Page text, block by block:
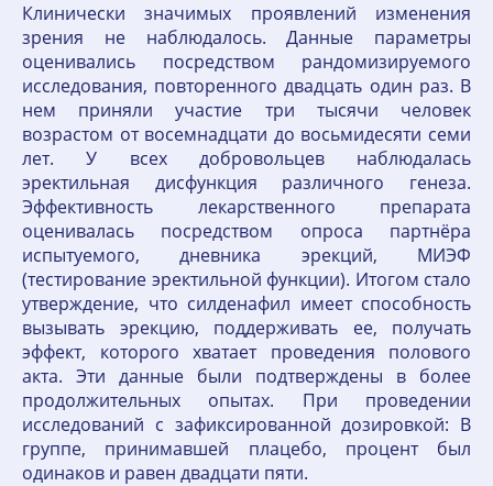
Клинически значимых проявлений изменения
зрения не наблюдалось. Данные параметры
оценивались посредством рандомизируемого
исследования, повторенного двадцать один раз. В
нем приняли участие три тысячи человек
возрастом от восемнадцати до восьмидесяти семи
лет. У всех добровольцев наблюдалась
эректильная дисфункция различного генеза.
Эффективность лекарственного препарата
оценивалась посредством опроса партнёра
испытуемого, дневника эрекций, МИЭФ
(тестирование эректильной функции). Итогом стало
утверждение, что силденафил имеет способность
вызывать эрекцию, поддерживать ее, получать
эффект, которого хватает проведения полового
акта. Эти данные были подтверждены в более
продолжительных опытах. При проведении
исследований с зафиксированной дозировкой: В
группе, принимавшей плацебо, процент был
одинаков и равен двадцати пяти.